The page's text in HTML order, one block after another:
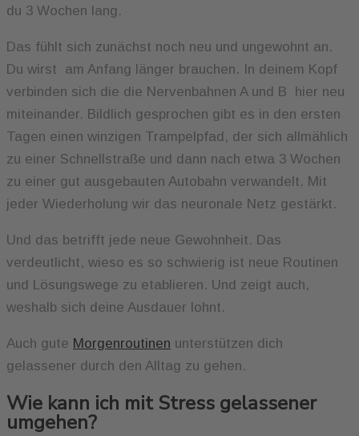
du 3 Wochen lang.
Das fühlt sich zunächst noch neu und ungewohnt an.
Du wirst am Anfang länger brauchen. In deinem Kopf
verbinden sich die die Nervenbahnen A und B hier neu
miteinander. Bildlich gesprochen gibt es in den ersten
Tagen einen winzigen Trampelpfad, der sich allmählich
zu einer Schnellstraße und dann nach etwa 3 Wochen
zu einer gut ausgebauten Autobahn verwandelt. Mit
jeder Wiederholung wir das neuronale Netz gestärkt.
Und das betrifft jede neue Gewohnheit. Das
verdeutlicht, wieso es so schwierig ist neue Routinen
und Lösungswege zu etablieren. Und zeigt auch,
weshalb sich deine Ausdauer lohnt.
Auch gute Morgenroutinen unterstützen dich
gelassener durch den Alltag zu gehen.
Wie kann ich mit Stress gelassener
umgehen?